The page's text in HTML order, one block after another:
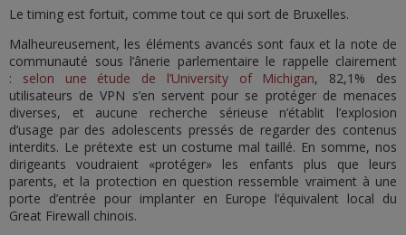
Le timing est fortuit, comme tout ce qui sort de Bruxelles.
Malheureusement, les éléments avancés sont faux et la note de
communauté sous l’ânerie parlementaire le rappelle clairement
: selon une étude de l’University of Michigan, 82,1% des
utilisateurs de VPN s’en servent pour se protéger de menaces
diverses, et aucune recherche sérieuse n’établit l’explosion
d’usage par des adolescents pressés de regarder des contenus
interdits. Le prétexte est un costume mal taillé. En somme, nos
dirigeants voudraient «protéger» les enfants plus que leurs
parents, et la protection en question ressemble vraiment à une
porte d’entrée pour implanter en Europe l’équivalent local du
Great Firewall chinois.